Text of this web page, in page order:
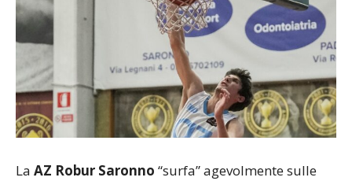
La AZ Robur Saronno “surfa” agevolmente sulle